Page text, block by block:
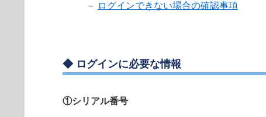
－
ログインできない場合の確認事項
◆ ログインに必要な情報
①シリアル番号